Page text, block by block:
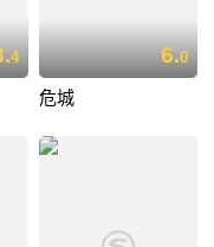
4 6.0
危城